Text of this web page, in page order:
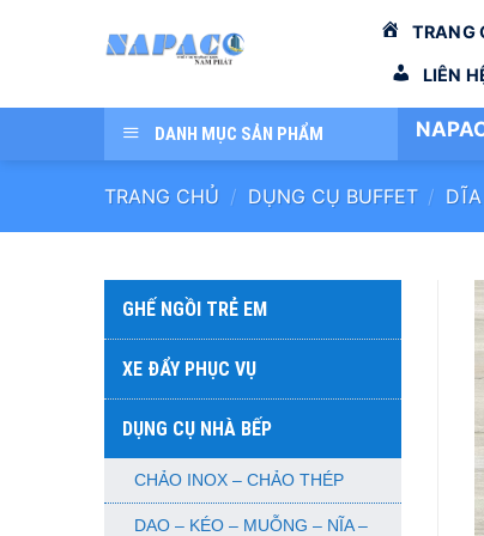
dung
TRANG
LIÊN
DANH MỤC SẢN PHẨM
TRANG CHỦ / DỤNG CỤ BUFFET /
GHẾ NGỒI TRẺ EM
XE ĐẨY PHỤC VỤ
DỤNG CỤ NHÀ BẾP
CHẢO INOX – CHẢO THÉP
DAO – KÉO – MUỖNG – NĨA –